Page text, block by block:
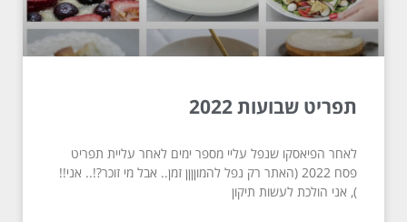
תפריט שבועות 2022
לאחר הפיאסקו שנפל עליי מספר ימים לאחר עליית תפריט
פסח 2022 (האתר רק נפל להמוןןןן זמן.. אבל מי זוכר?!.. אני!!
), אני הולכת לעשות תיקון